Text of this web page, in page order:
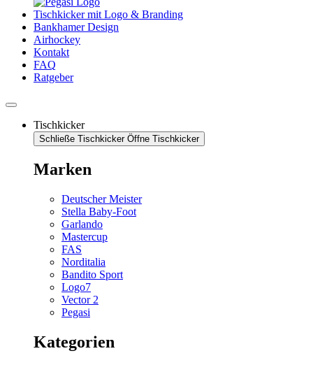
Tischkicker mit Logo & Branding
Bankhamer Design
Airhockey
Kontakt
FAQ
Ratgeber
Tischkicker
Schließe Tischkicker Öffne Tischkicker
Marken
Deutscher Meister
Stella Baby-Foot
Garlando
Mastercup
FAS
Norditalia
Bandito Sport
Logo7
Vector 2
Pegasi
Kategorien